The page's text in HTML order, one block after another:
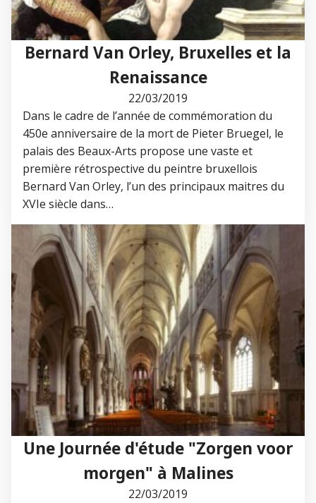
Bernard Van Orley, Bruxelles et la
Renaissance
22/03/2019
Dans le cadre de l’année de commémoration du
450e anniversaire de la mort de Pieter Bruegel, le
palais des Beaux-Arts propose une vaste et
première rétrospective du peintre bruxellois
Bernard Van Orley, l’un des principaux maitres du
XVIe siècle dans…
Une Journée d'étude "Zorgen voor
morgen" à Malines
22/03/2019